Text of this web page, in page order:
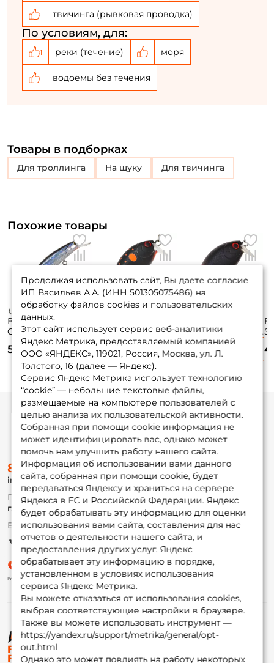
твичинга (рывковая проводка)
По условиям, для:
1 реки (течение) моря
водоёмы без течения
Товары в подборках
для троллинга на щуку для твичинга
Похожие товары
Воблер Tsuyoki
Chance 115sp 11,5см.
16,3гр. HU до 1,8м.
suspending
525 ₽
Swing Sr 35f 3,5см.
3,5гр. 061 до 0,4м.
floating
420 ₽
Swing Sr 35f 3,5см.
3,5гр. 291 до 0,4м.
floating
420 ₽
Продолжая использовать сайт, Вы даете согласие
ИП Васильев А.А. (ИНН 501305075486) на
обработку файлов cookies и пользовательских
данных.
Этот сайт использует сервис веб-аналитики
Яндекс Метрика, предоставляемый компанией
ООО «ЯНДЕКС», 119021, Россия, Москва, ул. Л.
Толстого, 16 (далее — Яндекс).
Сервис Яндекс Метрика использует технологию
“cookie” — небольшие текстовые файлы,
размещаемые на компьютере пользователей с
целью анализа их пользовательской активности.
Собранная при помощи cookie информация не
может идентифицировать вас, однако может
помочь нам улучшить работу нашего сайта.
Информация об использовании вами данного
сайта, собранная при помощи cookie, будет
передаваться Яндексу и храниться на сервере
Яндекса в ЕС и Российской Федерации. Яндекс
будет обрабатывать эту информацию для оценки
использования вами сайта, составления для нас
отчетов о деятельности нашего сайта, и
предоставления других услуг. Яндекс
обрабатывает эту информацию в порядке,
установленном в условиях использования
сервиса Яндекс Метрика.
Вы можете отказаться от использования cookies,
выбрав соответствующие настройки в браузере.
Также вы можете использовать инструмент —
https://yandex.ru/support/metrika/general/opt-
out.html
Однако это может повлиять на работу некоторых
© ФоксФишинг, 2009-2026
Информация
О магазине
Доставка
Оплата
Fox-bonus
Гуру
Партнерская программа
8 (495) 532-77-88
info@foxfishing.ru
По вопросам с заказом
г. Москва, ул. Плеханова д.7
Ежедневно 10:00 до 20:00